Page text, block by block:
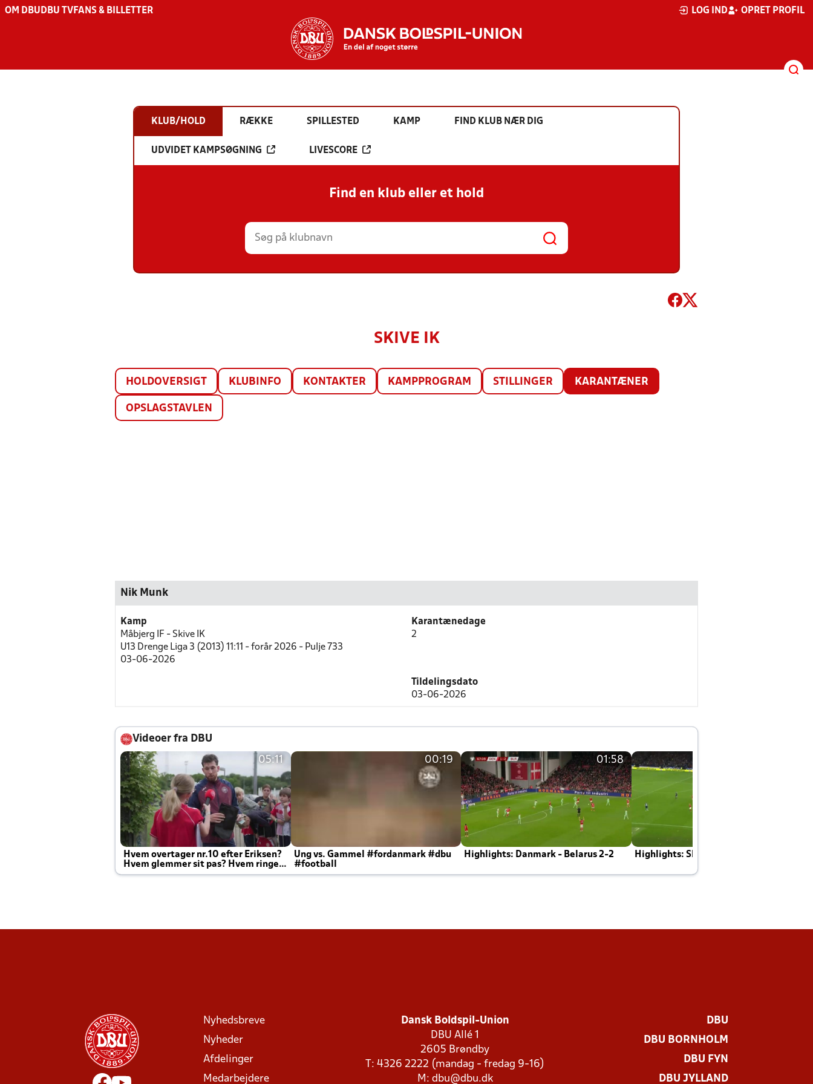
OM DBU DBU TV FANS & BILLETTER LOG IND OPRET PROFIL
KLUB/HOLD RÆKKE SPILLESTED KAMP FIND KLUB NÆR DIG
UDVIDET KAMPSØGNING LIVESCORE
Find en klub eller et hold
SKIVE IK
HOLDOVERSIGT KLUBINFO KONTAKTER KAMPPROGRAM STILLINGER KARANTÆNER
OPSLAGSTAVLEN
Nik Munk
Kamp
Måbjerg IF - Skive IK
U13 Drenge Liga 3 (2013) 11:11 - forår 2026 - Pulje 733
03-06-2026
Karantænedage
2
Tildelingsdato
03-06-2026
Videoer fra DBU
05:11
Hvem overtager nr.10 efter Eriksen?
Hvem glemmer sit pas? Hvem ringer
Joachim altid til efter kampe?
00:19
Ung vs. Gammel #fordanmark #dbu
#football
01:58
Highlights: Danmark - Belarus 2-2 Highlights: Skotland - Danmark 4-2
Nyhedsbreve
Nyheder
Afdelinger
Medarbejdere
Dansk Boldspil-Union
DBU Allé 1
2605 Brøndby
T: 4326 2222 (mandag - fredag 9-16)
M: dbu@dbu.dk
DBU
DBU BORNHOLM
DBU FYN
DBU JYLLAND